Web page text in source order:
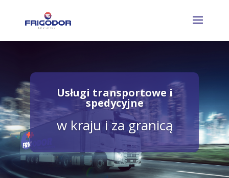
Usługi transportowe i
spedycyjne
w kraju i za granicą